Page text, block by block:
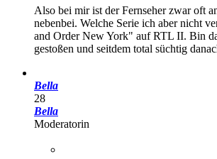
Also bei mir ist der Fernseher zwar oft
nebenbei. Welche Serie ich aber nicht
and Order New York" auf RTL II. Bin
gestoßen und seitdem total süchtig
Bella
28
Bella
Moderatorin